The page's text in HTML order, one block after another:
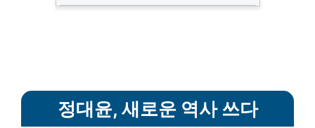
정대윤, 새로운 역사 쓰다